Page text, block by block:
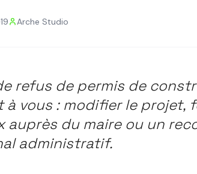
il si ma
est
Arche Studio
refus de permis de
à vous : modifier le projet,
auprès du maire ou un
administratif.